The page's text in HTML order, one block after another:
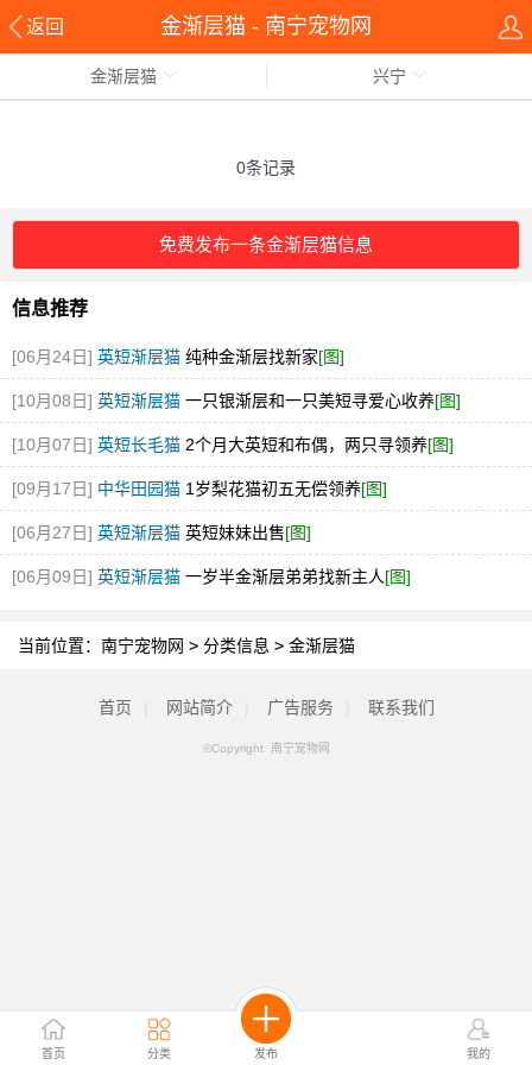
返回 金渐层猫 - 南宁宠物网
首页 分类 发布 我的
金渐层猫 兴宁
0条记录
免费发布一条金渐层猫信息
信息推荐
[06月24日] 英短渐层猫 纯种金渐层找新家[图]
[10月08日] 英短渐层猫 一只银渐层和一只美短寻爱心收养[图]
[10月07日] 英短长毛猫 2个月大英短和布偶，两只寻领养[图]
[09月17日] 中华田园猫 1岁梨花猫初五无偿领养[图]
[06月27日] 英短渐层猫 英短妹妹出售[图]
[06月09日] 英短渐层猫 一岁半金渐层弟弟找新主人[图]
当前位置： 南宁宠物网 > 分类信息 > 金渐层猫
首页 网站简介 广告服务 联系我们
©Copyright 南宁宠物网